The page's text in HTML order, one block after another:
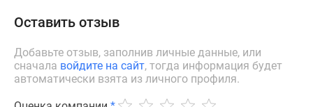
Оставить отзыв
Добавьте отзыв, заполнив личные данные, или
сначала войдите на сайт, тогда информация будет
автоматически взята из личного профиля.